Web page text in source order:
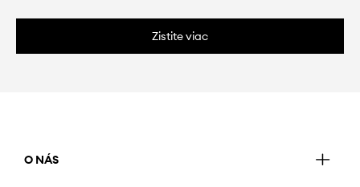
Zistite viac
O NÁS